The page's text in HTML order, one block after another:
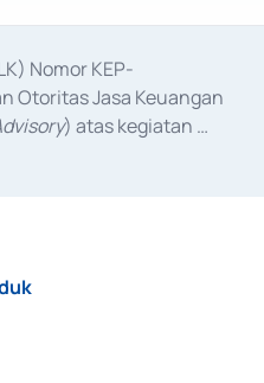
Nomor KEP-
Otoritas Jasa Keuangan
) atas kegiatan